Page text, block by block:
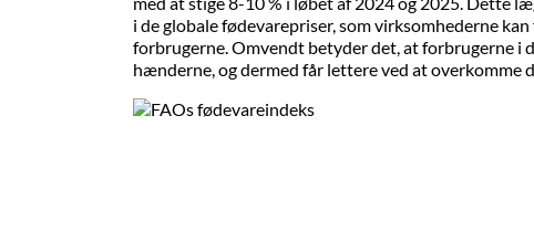
i de globale fødevarepriser, som virksomhederne
forbrugerne. Omvendt betyder det, at forbrugerne i
hænderne, og dermed får lettere ved at overkomme